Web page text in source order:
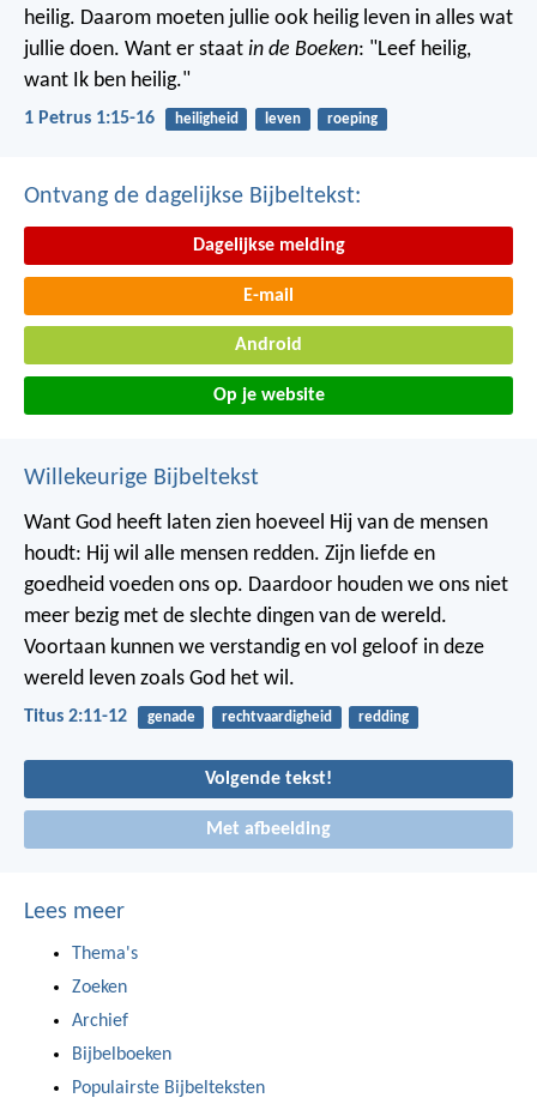
heilig. Daarom moeten jullie ook heilig leven in alles wat
jullie doen. Want er staat in de Boeken: "Leef heilig,
want Ik ben heilig."
1 Petrus 1:15-16 heiligheid leven roeping
Ontvang de dagelijkse Bijbeltekst:
Dagelijkse melding
E-mail
Android
Op je website
Willekeurige Bijbeltekst
Want God heeft laten zien hoeveel Hij van de mensen
houdt: Hij wil alle mensen redden. Zijn liefde en
goedheid voeden ons op. Daardoor houden we ons niet
meer bezig met de slechte dingen van de wereld.
Voortaan kunnen we verstandig en vol geloof in deze
wereld leven zoals God het wil.
Titus 2:11-12 genade rechtvaardigheid redding
Volgende tekst!
Met afbeelding
Lees meer
Thema's
Zoeken
Archief
Bijbelboeken
Populairste Bijbelteksten